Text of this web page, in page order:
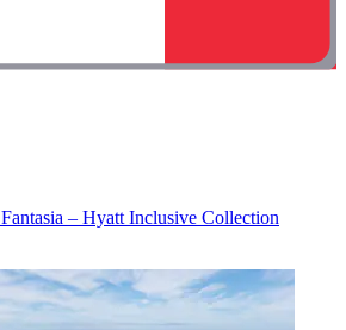
– Hyatt Inclusive Collection